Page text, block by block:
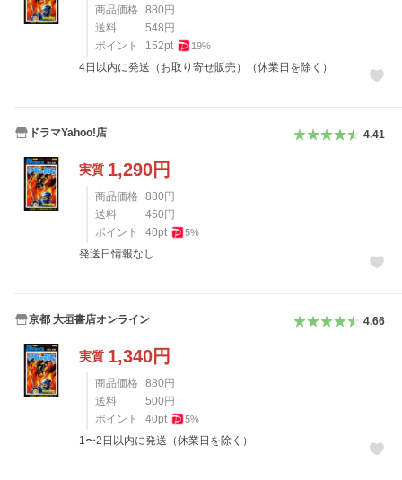
商品価格 880 円
送料
548 円
ポイント
152pt 19%
4日以内に発送（お取り寄せ販売）（休業日を除く）
ドラマYahoo!店 4.41
実質 1,290円
商品価格 880 円
送料
450 円
ポイント
40pt 5%
発送日情報なし
京都 大垣書店オンライン 4.66
実質 1,340円
商品価格 880 円
送料
500 円
ポイント
40pt 5%
1〜2日以内に発送（休業日を除く）